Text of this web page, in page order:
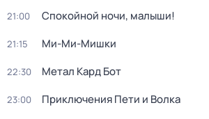
21:00 Спокойной ночи, малыши!
21:15 Ми-Ми-Мишки
22:30 Метал Кард Бот
23:00 Приключения Пети и Волка